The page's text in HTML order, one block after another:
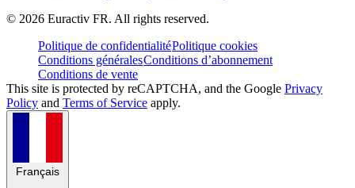
© 2026 Euractiv FR. All rights reserved.
Politique de confidentialitéPolitique cookies
Conditions généralesConditions d’abonnement
Conditions de vente
This site is protected by reCAPTCHA, and the Google Privacy
Policy and Terms of Service apply.
Français